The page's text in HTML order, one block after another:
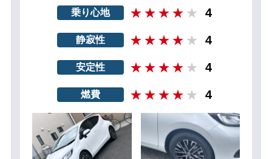
乗り心地 4
静寂性 4
安定性 4
燃費 4